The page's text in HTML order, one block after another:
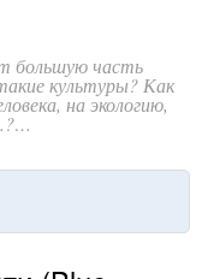
большую часть
культуры? Как
на экологию,